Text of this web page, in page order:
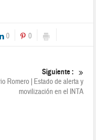
0 0
Siguiente :
Romero | Estado de alerta y
movilización en el INTA